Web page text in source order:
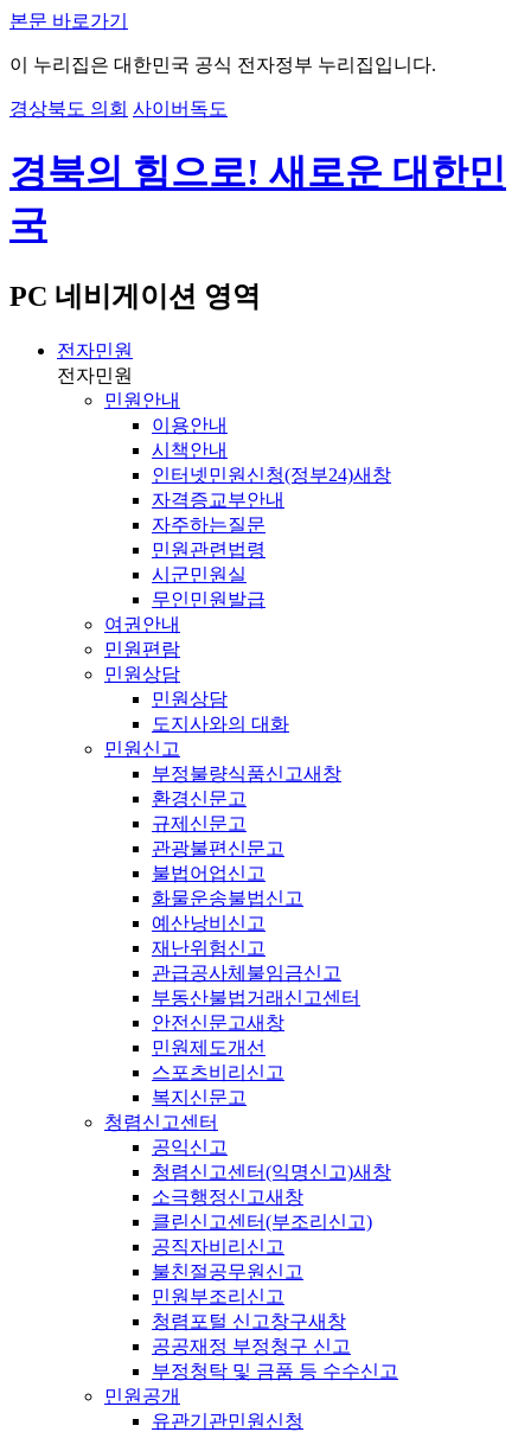
본문 바로가기
이 누리집은 대한민국 공식 전자정부 누리집입니다.
경상북도 의회 사이버독도
경북의 힘으로! 새로운 대한민
국
PC 네비게이션 영역
전자민원
전자민원
민원안내
이용안내
시책안내
인터넷민원신청(정부24)새창
자격증교부안내
자주하는질문
민원관련법령
시군민원실
무인민원발급
여권안내
민원편람
민원상담
민원상담
도지사와의 대화
민원신고
부정불량식품신고새창
환경신문고
규제신문고
관광불편신문고
불법어업신고
화물운송불법신고
예산낭비신고
재난위험신고
관급공사체불임금신고
부동산불법거래신고센터
안전신문고새창
민원제도개선
스포츠비리신고
복지신문고
청렴신고센터
공익신고
청렴신고센터(익명신고)새창
소극행정신고새창
클린신고센터(부조리신고)
공직자비리신고
불친절공무원신고
민원부조리신고
청렴포털 신고창구새창
공공재정 부정청구 신고
부정청탁 및 금품 등 수수신고
민원공개
유관기관민원신청